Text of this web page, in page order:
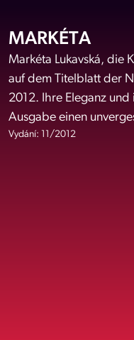
MARKÉTA
Markéta Lukavská, die
auf dem Titelblatt der
2012. Ihre Eleganz
Ausgabe einen
Vydání: 11/2012